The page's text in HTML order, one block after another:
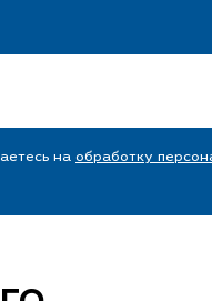
на обработку